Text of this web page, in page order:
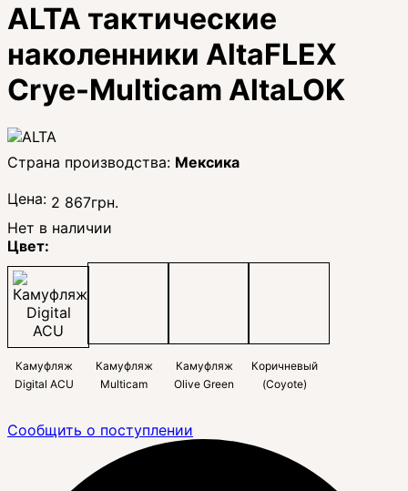
ALTA тактические
наколенники AltaFLEX
Crye-Multicam AltaLOK
Мексика
Цена: 2 867грн.
Нет в наличии
Цвет:
Камуфляж
Digital ACU
Камуфляж
Multicam
Камуфляж
Olive Green
Коричневый
(Coyote)
Сообщить о поступлении